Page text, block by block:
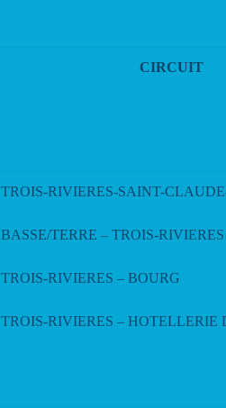
CIRCUIT
TROIS-RIVIERES-SAINT-
BASSE/TERRE – TROIS-
TROIS-RIVIERES – BOURG
TROIS-RIVIERES – HOTELLERIE